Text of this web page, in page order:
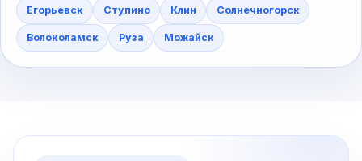
Егорьевск Ступино Клин Солнечногорск
Волоколамск Руза Можайск